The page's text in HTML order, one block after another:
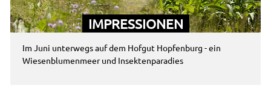
IMPRESSIONEN
Im Juni unterwegs auf dem Hofgut Hopfenburg - ein
Wiesenblumenmeer und Insektenparadies